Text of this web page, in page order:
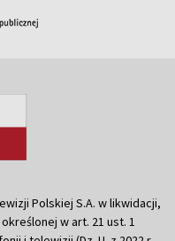
Polskiej S.A. w likwidacji,
w art. 21 ust. 1